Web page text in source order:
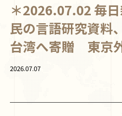
＊2026.07.02 毎
民の言語研究資料
台湾へ寄贈 東京
2026.07.07